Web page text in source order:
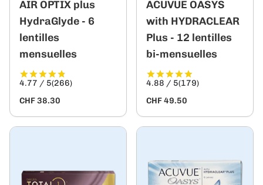
AIR OPTIX plus
HydraGlyde - 6
lentilles
mensuelles
4.77 / 5(266)
CHF 38.30
ACUVUE OASYS
with HYDRACLEAR
Plus - 12 lentilles
bi-mensuelles
4.88 / 5(179)
CHF 49.50